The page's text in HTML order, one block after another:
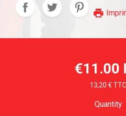
print
€11.00
13,20 € TTC
Quantity